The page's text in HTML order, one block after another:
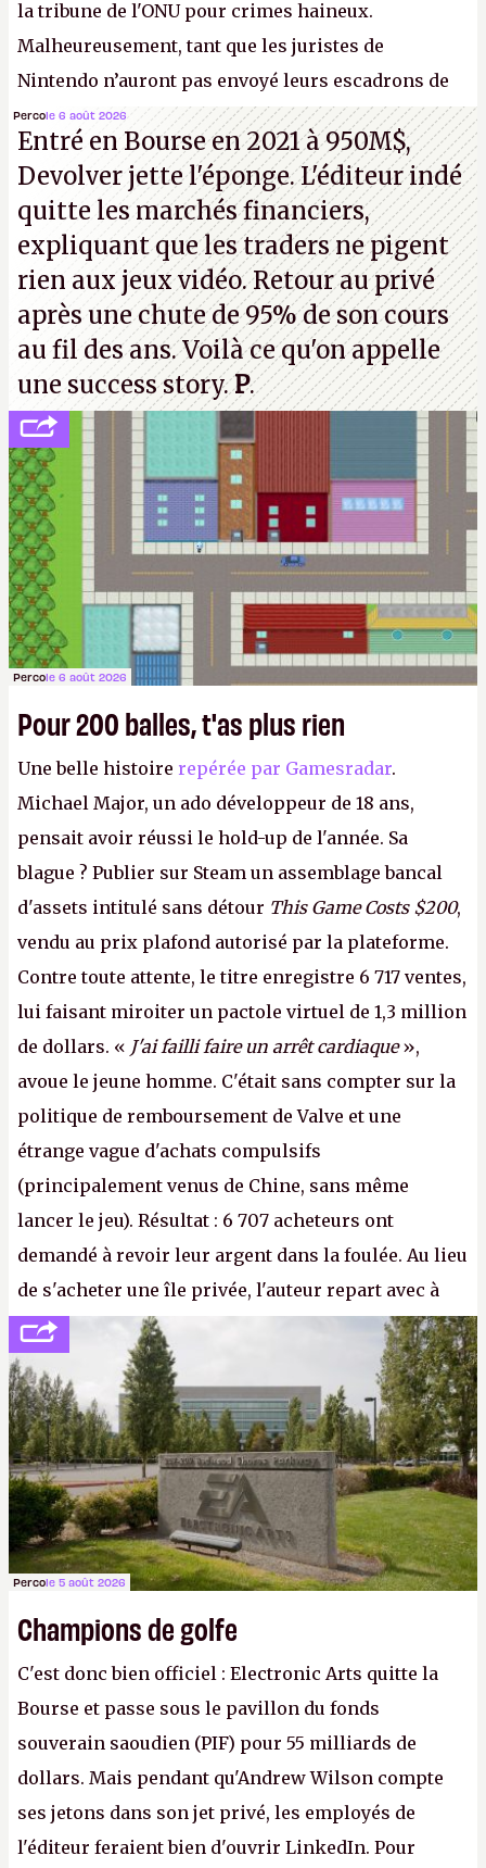
la tribune de l'ONU pour crimes haineux.
Malheureusement, tant que les juristes de
Nintendo n’auront pas envoyé leurs escadrons de
la mort judiciaires pour distribuer du copyright
strike à tour de bras, l'Oncle Sam continuera
d'étaler sa confiture intellectuelle sur vos
souvenirs d'enfance.P.
Percole 6 août 2026
Entré en Bourse en 2021 à 950M$,
Devolver jette l'éponge. L'éditeur indé
quitte les marchés financiers,
expliquant que les traders ne pigent
rien aux jeux vidéo. Retour au privé
après une chute de 95% de son cours
au fil des ans. Voilà ce qu'on appelle
une success story.P.
Percole 6 août 2026
Pour 200 balles, t'as plus rien
Une belle histoire repérée par Gamesradar.
Michael Major, un ado développeur de 18 ans,
pensait avoir réussi le hold-up de l'année. Sa
blague ? Publier sur Steam un assemblage bancal
d'assets intitulé sans détour This Game Costs $200,
vendu au prix plafond autorisé par la plateforme.
Contre toute attente, le titre enregistre 6 717 ventes,
lui faisant miroiter un pactole virtuel de 1,3 million
de dollars. « J'ai failli faire un arrêt cardiaque»,
avoue le jeune homme. C'était sans compter sur la
politique de remboursement de Valve et une
étrange vague d'achats compulsifs
(principalement venus de Chine, sans même
lancer le jeu). Résultat : 6 707 acheteurs ont
demandé à revoir leur argent dans la foulée. Au lieu
de s'acheter une île privée, l'auteur repart avec à
peine 2 000 dollars en poche. C'est toujours plus
cher payé que le temps passé à dev, mais ça
apprendra aux petits malins qu'on ne braque pas
Gabe Newell aussi facilement.P.
Percole 5 août 2026
Champions de golfe
C'est donc bien officiel : Electronic Arts quitte la
Bourse et passe sous le pavillon du fonds
souverain saoudien (PIF) pour 55 milliards de
dollars. Mais pendant qu'Andrew Wilson compte
ses jetons dans son jet privé, les employés de
l'éditeur feraient bien d'ouvrir LinkedIn. Pour